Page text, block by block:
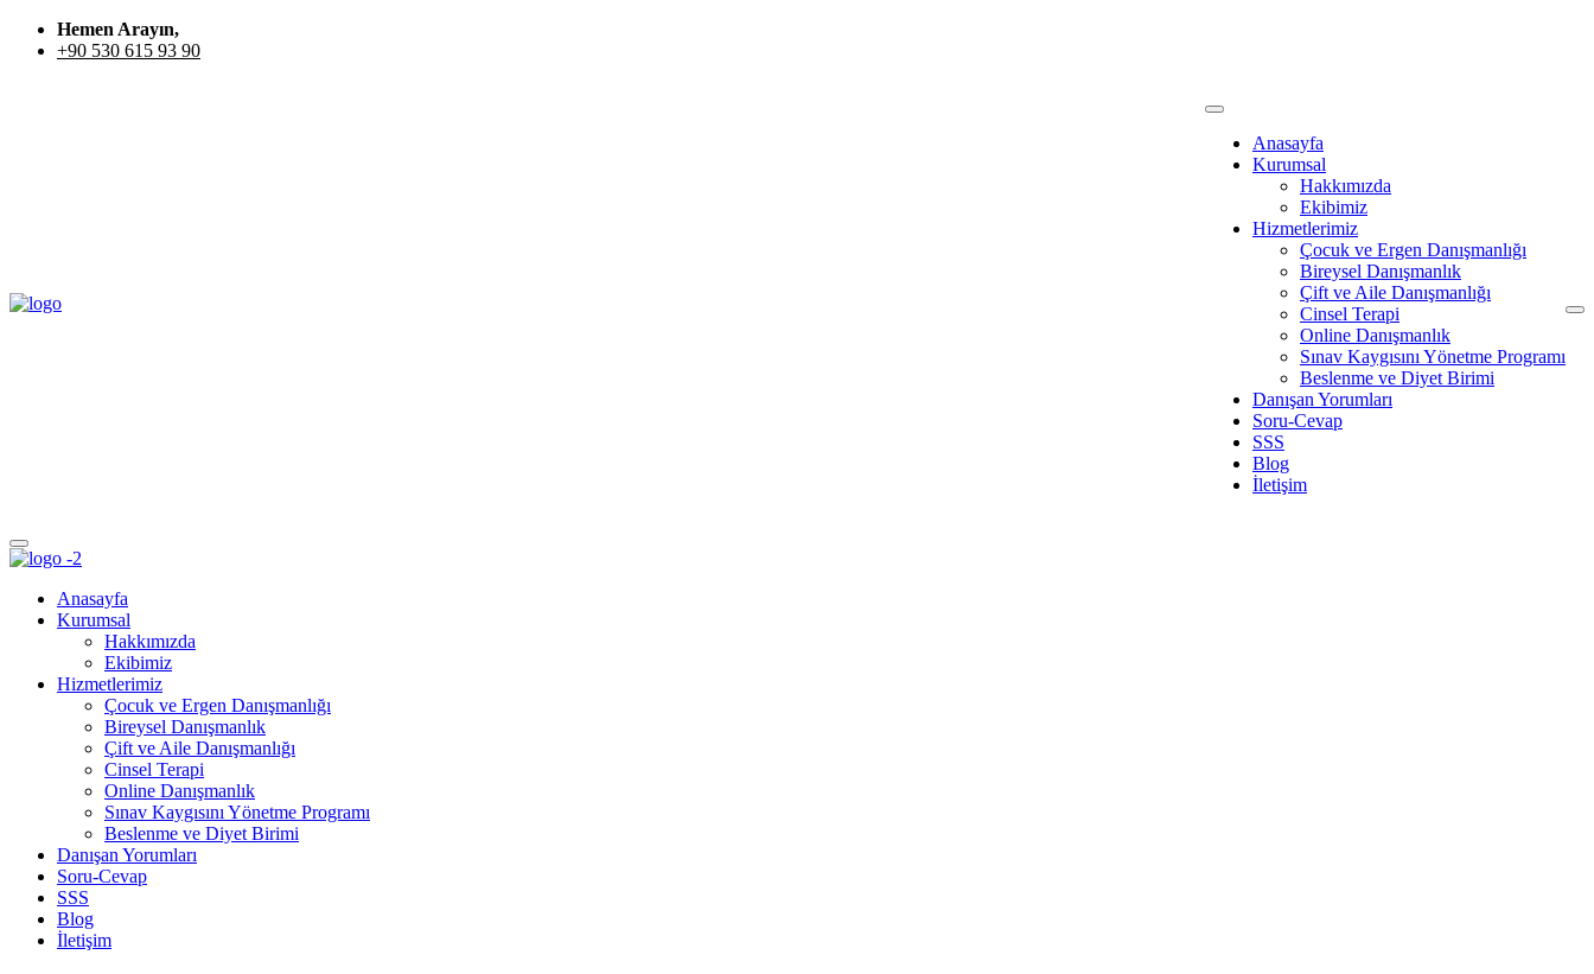
Hemen Arayın,
+90 530 615 93 90
Anasayfa
Kurumsal
Hakkımızda
Ekibimiz
Hizmetlerimiz
Çocuk ve Ergen Danışmanlığı
Bireysel Danışmanlık
Çift ve Aile Danışmanlığı
Cinsel Terapi
Online Danışmanlık
Sınav Kaygısını Yönetme Programı
Beslenme ve Diyet Birimi
Danışan Yorumları
Soru-Cevap
SSS
Blog
İletişim
Anasayfa
Kurumsal
Hakkımızda
Ekibimiz
Hizmetlerimiz
Çocuk ve Ergen Danışmanlığı
Bireysel Danışmanlık
Çift ve Aile Danışmanlığı
Cinsel Terapi
Online Danışmanlık
Sınav Kaygısını Yönetme Programı
Beslenme ve Diyet Birimi
Danışan Yorumları
Soru-Cevap
SSS
Blog
İletişim